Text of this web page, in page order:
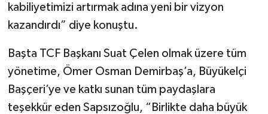
kabiliyetimizi artırmak adına yeni bir vizyon
kazandırdı” diye konuştu.
Başta TCF Başkanı Suat Çelen olmak üzere tüm
yönetime, Ömer Osman Demirbaş’a, Büyükelçi
Başçeri’ye ve katkı sunan tüm paydaşlara
teşekkür eden Sapsızoğlu, “Birlikte daha büyük